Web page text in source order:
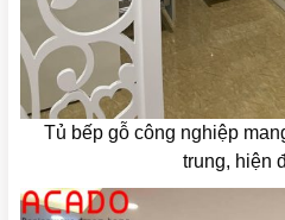
Tủ bếp gỗ công nghiệp
trung, hiện